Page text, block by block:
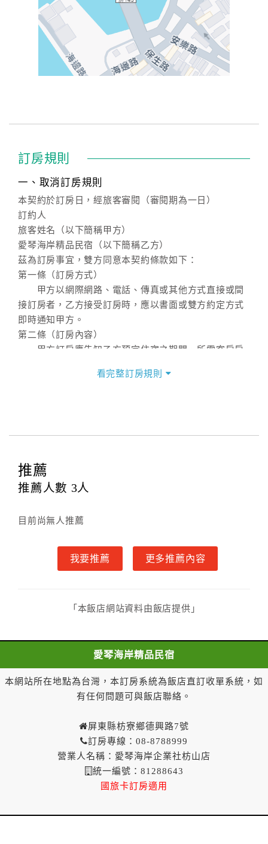
訂房規則
一、取消訂房規則
本契約於訂房日，經旅客審閱（審閱期為一日）
訂約人
旅客姓名（以下簡稱甲方）
愛琴海岸精品民宿（以下簡稱乙方）
茲為訂房事宜，雙方同意本契約條款如下：
第一條（訂房方式）
甲方以網際網路、電話、傳真或其他方式直接或間
接訂房者，乙方接受訂房時，應以書面或雙方約定方式
即時通知甲方。
第二條（訂房內容）
甲方訂房應告知乙方預定住宿之期間、所需客房房
第三條（房價及其內容）
案內容提供之服務）。
第四條（入住、退房時間）
雙方另有約定者，從其約定。第五條（付款方式）
第六條（定金或預收房價總金額之收取）
乙方接受甲方訂房後，甲方入住前，乙方預收取總
第七條（甲方解約時定金之退還）
一、甲方解約通知於預定住宿日前第十四日以前到達
二、甲方解約通知於預定住宿日前第十日至第十三日到
達者，得請求乙方退還已付定金百分之七十。
者，得請求乙方退還已付定金百分之五十。
四、甲方解約通知於預定住宿日前第四日至第六日到達
者，得請求乙方退還已付定金百分之四十。
五、甲方解約通知於預定住宿日前第二日至第三日到達
者，得請求乙方退還已付定金百分之三十。
求乙方退還已付定金百分之二十。
看完整訂房規則
推薦
推薦人數 3人
目前尚無人推薦
我要推薦 更多推薦內容
「本飯店網站資料由飯店提供」
愛琴海岸精品民宿
本網站所在地點為台灣，本訂房系統為飯店直訂收單系統，如
有任何問題可與飯店聯絡。
屏東縣枋寮鄉德興路7號
訂房專線：08-8788999
營業人名稱：愛琴海岸企業社枋山店
統一編號：81288643
國旅卡訂房適用